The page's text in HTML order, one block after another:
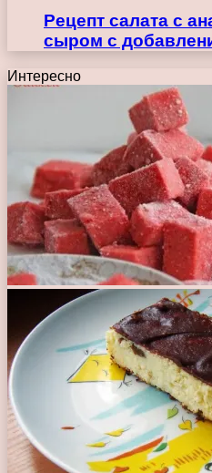
Рецепт салата с
сыром с
Интересно